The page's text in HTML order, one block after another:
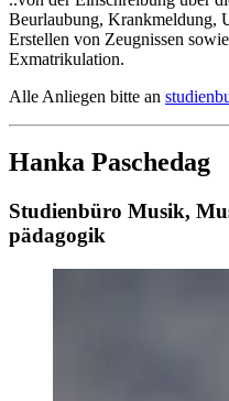
Beurlaubung, Krankmeldung,
Erstellen von Zeugnissen
Exmatrikulation.
Alle Anliegen bitte an
Hanka Paschedag
Studienbüro Musik,
pädagogik